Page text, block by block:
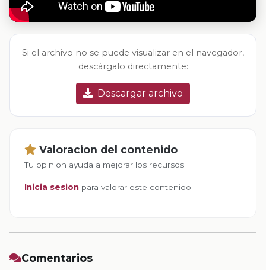
Si el archivo no se puede visualizar en el navegador,
descárgalo directamente:
Descargar archivo
Valoracion del contenido
Tu opinion ayuda a mejorar los recursos
Inicia sesion para valorar este contenido.
Comentarios